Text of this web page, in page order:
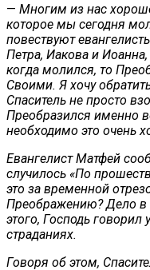
— Многим из нас
которое мы сегодня
повествуют
Петра, Иакова и
когда молился, то
Своими. Я хочу
Спаситель не просто
Преобразился именно
необходимо это очень
Евангелист Матфей
случилось «По
это за временной
Преображению? Дело в
этого, Господь
страданиях.
Говоря об этом,